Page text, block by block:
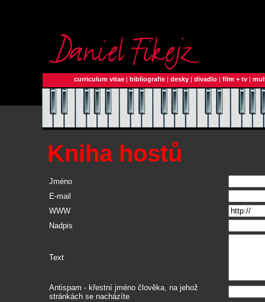
curriculum vitae | bibliografie | desky | divadlo | film + tv |
Kniha hostů
Jméno
E-mail
WWW
Nadpis
Text
Antispam - křestní jméno člověka, na jehož
stránkách se nacházíte